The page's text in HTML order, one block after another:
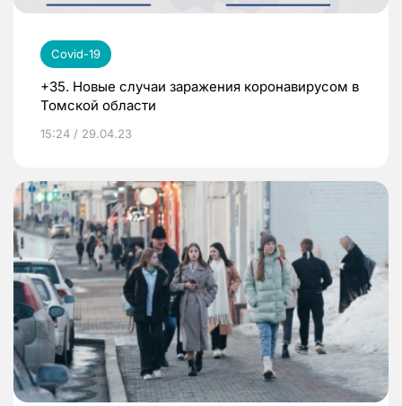
Covid-19
+35. Новые случаи заражения коронавирусом в
Томской области
15:24 / 29.04.23